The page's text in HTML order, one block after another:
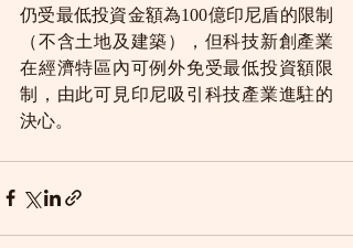
仍受最低投資金額為100億印尼盾的限制
（不含土地及建築），但科技新創產業
在經濟特區內可例外免受最低投資額限
制，由此可見印尼吸引科技產業進駐的
決心。